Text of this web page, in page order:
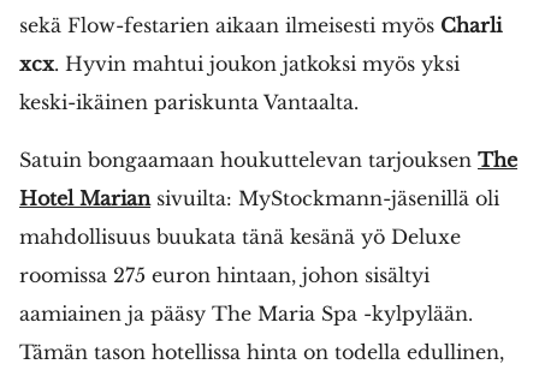
sekä Flow-festarien aikaan ilmeisesti myös Charli
xcx. Hyvin mahtui joukon jatkoksi myös yksi
keski-ikäinen pariskunta Vantaalta.
Satuin bongaamaan houkuttelevan tarjouksen The
Hotel Marian sivuilta: MyStockmann-jäsenillä oli
mahdollisuus buukata tänä kesänä yö Deluxe
roomissa 275 euron hintaan, johon sisältyi
aamiainen ja pääsy The Maria Spa -kylpylään.
Tämän tason hotellissa hinta on todella edullinen,